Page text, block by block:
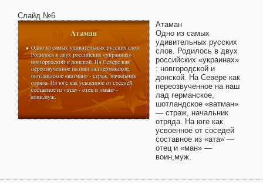
Слайд №6
Атаман
Одно из самых
удивительных русских
слов. Родилось в двух
российских «украинах»
: новгородской и
донской. На Севере как
переозвученное на наш
лад германское,
шотландское «ватман»
— страж, начальник
отряда. На юге как
усвоенное от соседей
составное из «ата» —
отец и «ман» —
воин,муж.